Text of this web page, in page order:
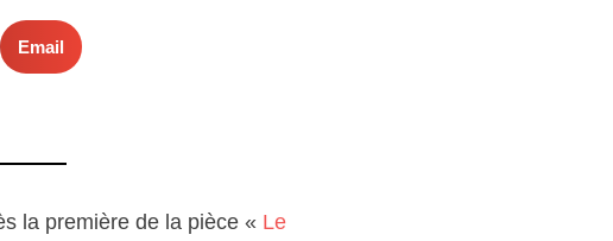
Email
la première de la pièce « Le